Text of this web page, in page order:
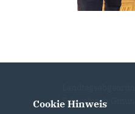
Schwäbisch Gmünd
Cookie Hinweis